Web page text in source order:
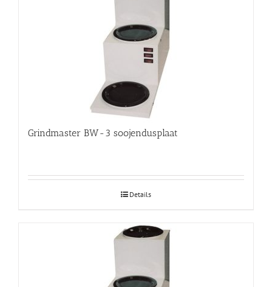
Grindmaster BW-3 soojendusplaat
Details